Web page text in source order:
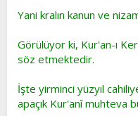
Yani kralın kanun ve
Görülüyor ki, Kur'an-ı
söz etmektedir.
İşte yirminci yüzyıl
apaçık Kur'anî muhteva